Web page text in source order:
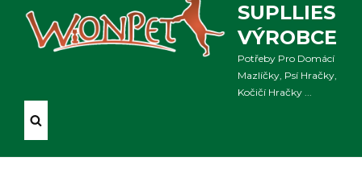
SUPLLIES
VÝROBCE
Potřeby Pro Domácí
Mazlíčky, Psí Hračky,
Kočičí Hračky ...